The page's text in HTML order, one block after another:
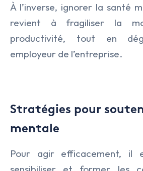
À l’inverse, ignorer la santé
revient à fragiliser la
productivité, tout en
employeur de l’entreprise.
Stratégies pour
mentale
Pour agir efficacement, il